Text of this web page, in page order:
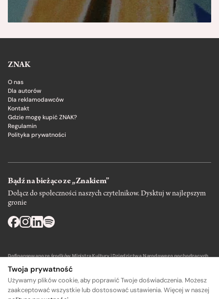
ZNAK
O nas
Dla autorów
Dla reklamodawców
Kontakt
Gdzie mogę kupić ZNAK?
Regulamin
Polityka prywatności
Bądź na bieżąco ze „Znakiem”
Dołącz do społeczności naszych czytelnikow. Dysktuj w najlepszym
gronie
Dofinansowano ze środków Ministra Kultury i Dziedzictwa Narodowego pochodzących
Twoja prywatność
Używamy plików cookie, aby poprawić Twoje doświadczenia. Możesz
zaakceptować wszystkie lub dostosować ustawienia. Więcej w naszej